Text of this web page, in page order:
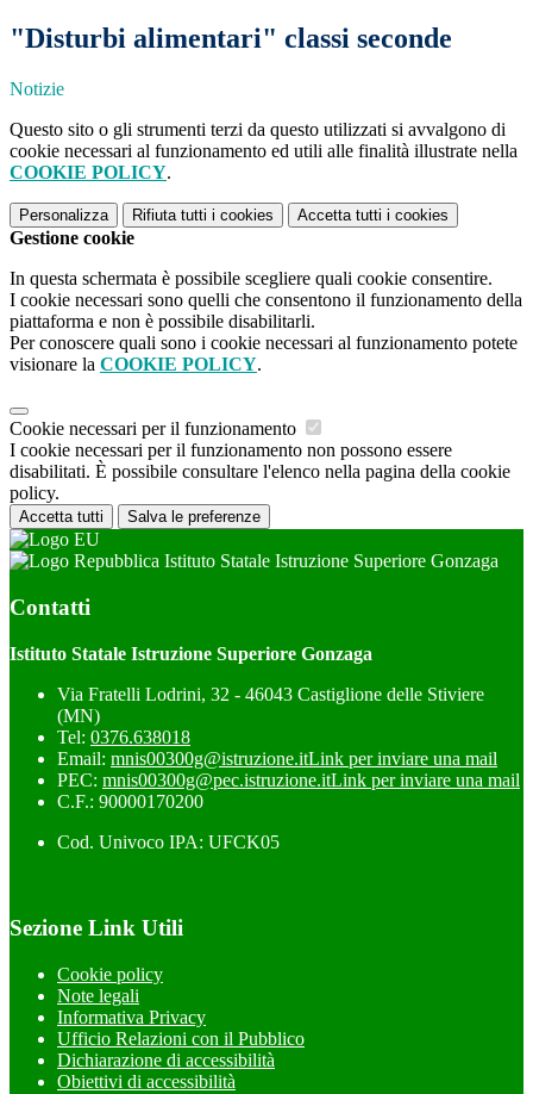
"Disturbi alimentari" classi seconde
Notizie
Questo sito o gli strumenti terzi da questo utilizzati si avvalgono di
cookie necessari al funzionamento ed utili alle finalità illustrate nella
COOKIE POLICY.
Personalizza Rifiuta tutti i cookies Accetta tutti i cookies
Gestione cookie
In questa schermata è possibile scegliere quali cookie consentire.
I cookie necessari sono quelli che consentono il funzionamento della
piattaforma e non è possibile disabilitarli.
Per conoscere quali sono i cookie necessari al funzionamento potete
visionare la COOKIE POLICY.
Cookie necessari per il funzionamento
I cookie necessari per il funzionamento non possono essere
disabilitati. È possibile consultare l'elenco nella pagina della cookie
policy.
Accetta tutti Salva le preferenze
Istituto Statale Istruzione Superiore Gonzaga
Contatti
Istituto Statale Istruzione Superiore Gonzaga
Via Fratelli Lodrini, 32 - 46043 Castiglione delle Stiviere
(MN)
Tel: 0376.638018
Email: mnis00300g@istruzione.itLink per inviare una mail
PEC: mnis00300g@pec.istruzione.itLink per inviare una mail
C.F.: 90000170200
Cod. Univoco IPA: UFCK05
Sezione Link Utili
Cookie policy
Note legali
Informativa Privacy
Ufficio Relazioni con il Pubblico
Dichiarazione di accessibilità
Obiettivi di accessibilità